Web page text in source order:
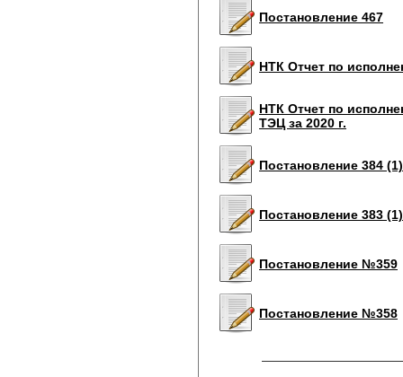
Постановление 467
НТК Отчет по
НТК Отчет по
ТЭЦ за 2020 г.
Постановление 384
Постановление 383
Постановление №359
Постановление №358